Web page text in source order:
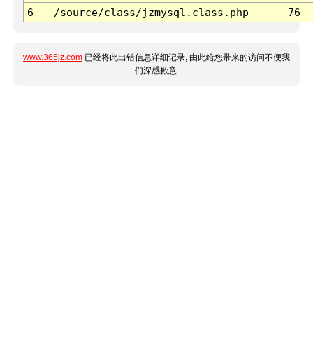
6
/source/class/jzmysql.class.php 76
www.365jz.com 已经将此出错信息详细记录, 由此给您带来的访问不便我
们深感歉意.